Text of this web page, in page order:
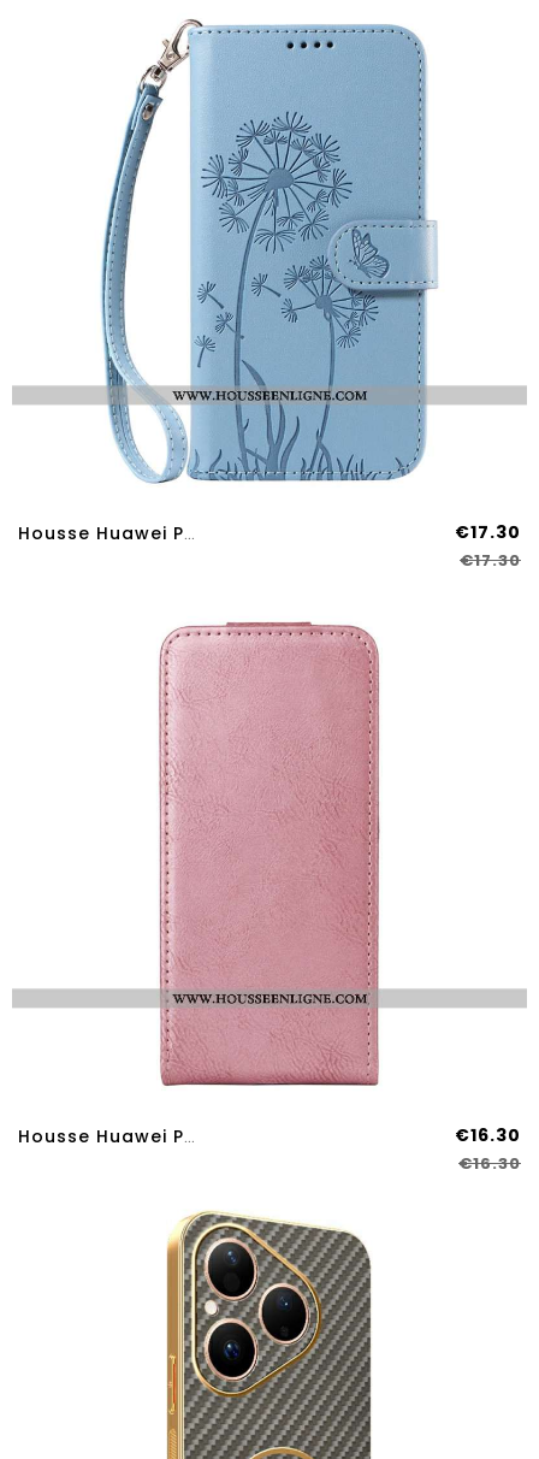
Housse Huawei Pura 80 Pissenlit Et Lanière €17.30
€17.30
Housse Huawei Pura 80 Design Rabat Vertical €16.30
€16.30